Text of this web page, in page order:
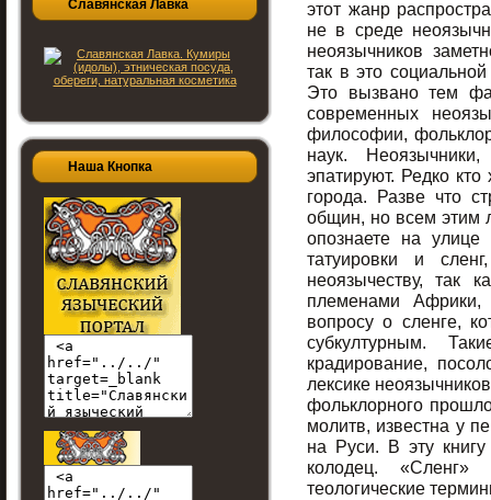
Славянская Лавка
Наша Кнопка
этот жанр
не в среде
неоязычников
так в это
Это вызвано тем
современных
философии,
наук.
эпатируют. Редко
города. Разве что
общин, но всем этим
опознаете на улице
татуировки и
неоязычеству, так
племенами Африки,
вопросу о сленге,
субкултурным.
крадирование,
лексике
фольклорного
молитв, известна у
на Руси. В эту
колодец.
теологические